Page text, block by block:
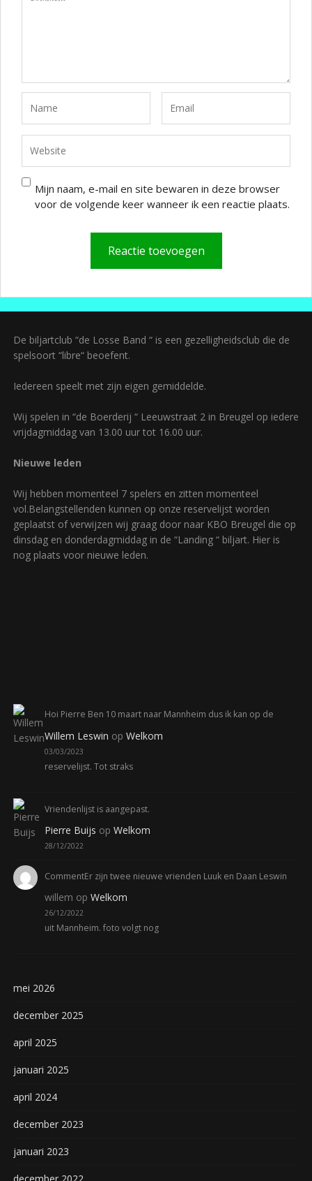
Mijn naam, e-mail en site bewaren in deze browser
voor de volgende keer wanneer ik een reactie plaats.
De biljartclub “de Losse Band “ is een gezelligheidsclub die de
spelsoort “libre“ beoefent.
Iedereen speelt met zijn eigen gemiddelde.
Wij spelen in “de Boerderij “ Leeuwstraat 2 in Breugel op iedere
vrijdagmiddag van 13.00 uur tot 16.00 uur.
Nieuwe leden
Wij hebben momenteel 7 spelers en zitten momenteel
vol.Belangstellenden kunnen op onze reservelijst worden
geplaatst of verwijzen wij graag door naar KBO Breugel die op
dinsdag en donderdagmiddag in de “Landing “ biljart. Hier is
nog plaats voor nieuwe leden.
Willem Leswin opWelkom
03/03/2023
Hoi Pierre Ben 10 maart naar Mannheim dus ik kan op de
reservelijst. Tot straks
Pierre Buijs opWelkom
28/12/2022
Vriendenlijst is aangepast.
willem opWelkom
26/12/2022
CommentEr zijn twee nieuwe vrienden Luuk en Daan Leswin
uit Mannheim. foto volgt nog
mei 2026
december 2025
april 2025
januari 2025
april 2024
december 2023
januari 2023